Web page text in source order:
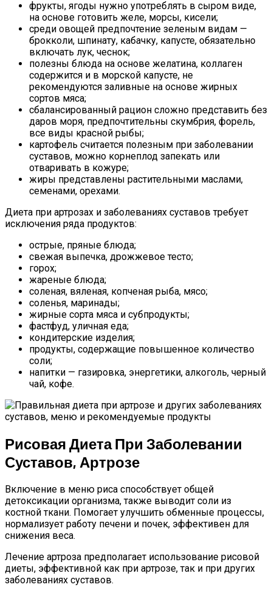
фрукты, ягоды нужно употреблять в сыром виде,
на основе готовить желе, морсы, кисели;
среди овощей предпочтение зеленым видам —
брокколи, шпинату, кабачку, капусте, обязательно
включать лук, чеснок;
полезны блюда на основе желатина, коллаген
содержится и в морской капусте, не
рекомендуются заливные на основе жирных
сортов мяса;
сбалансированный рацион сложно представить без
даров моря, предпочтительны скумбрия, форель,
все виды красной рыбы;
картофель считается полезным при заболевании
суставов, можно корнеплод запекать или
отваривать в кожуре;
жиры представлены растительными маслами,
семенами, орехами.
Диета при артрозах и заболеваниях суставов требует
исключения ряда продуктов:
острые, пряные блюда;
свежая выпечка, дрожжевое тесто;
горох;
жареные блюда;
соленая, вяленая, копченая рыба, мясо;
соленья, маринады;
жирные сорта мяса и субпродукты;
фастфуд, уличная еда;
кондитерские изделия;
продукты, содержащие повышенное количество
соли;
напитки — газировка, энергетики, алкоголь, черный
чай, кофе.
Рисовая Диета При Заболевании
Суставов, Артрозе
Включение в меню риса способствует общей
детоксикации организма, также выводит соли из
костной ткани. Помогает улучшить обменные процессы,
нормализует работу печени и почек, эффективен для
снижения веса.
Лечение артроза предполагает использование рисовой
диеты, эффективной как при артрозе, так и при других
заболеваниях суставов.